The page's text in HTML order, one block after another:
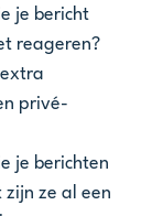
je bericht
reageren?
privé-
je berichten
zijn ze al een